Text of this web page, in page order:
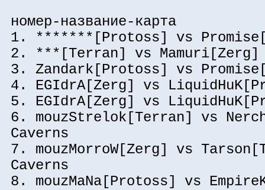
номер-название-карта
1. *******[Protoss] vs
2. ***[Terran] vs
3. Zandark[Protoss] vs
4. EGIdrA[Zerg] vs
5. EGIdrA[Zerg] vs
6. mouzStrelok[Terran] vs
Caverns
7. mouzMorroW[Zerg] vs
Caverns
8. mouzMaNa[Protoss] vs